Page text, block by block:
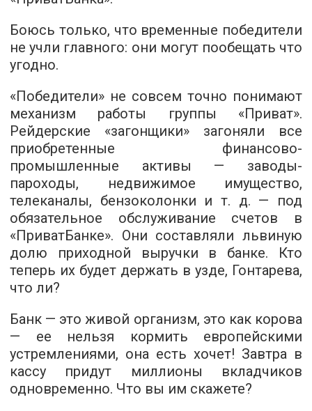
Боюсь только, что временные победители
не учли главного: они могут пообещать что
угодно.
«Победители» не совсем точно понимают
механизм работы группы «Приват».
Рейдерские «загонщики» загоняли все
приобретенные финансово-
промышленные активы — заводы-
пароходы, недвижимое имущество,
телеканалы, бензоколонки и т. д. — под
обязательное обслуживание счетов в
«ПриватБанке». Они составляли львиную
долю приходной выручки в банке. Кто
теперь их будет держать в узде, Гонтарева,
что ли?
Банк — это живой организм, это как корова
— ее нельзя кормить европейскими
устремлениями, она есть хочет! Завтра в
кассу придут миллионы вкладчиков
одновременно. Что вы им скажете?